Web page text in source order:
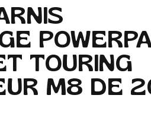
TOURING
M8 DE